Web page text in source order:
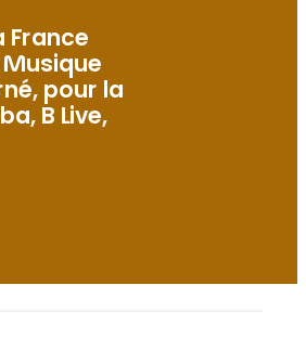
France
pour la
B Live,